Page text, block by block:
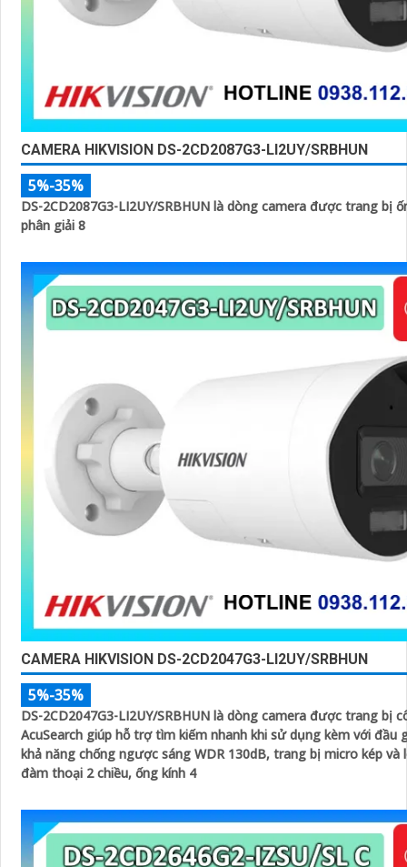
CAMERA HIKVISION DS-2CD2087G3-LI2UY/SRBHUN
5%-35%
DS-2CD2087G3-LI2UY/SRBHUN là dòng camera được trang bị
phân giải 8
CAMERA HIKVISION DS-2CD2047G3-LI2UY/SRBHUN
5%-35%
DS-2CD2047G3-LI2UY/SRBHUN là dòng camera được trang bị
AcuSearch giúp hỗ trợ tìm kiếm nhanh khi sử dụng kèm với đầu
khả năng chống ngược sáng WDR 130dB, trang bị micro kép và
đàm thoại 2 chiều, ống kính 4